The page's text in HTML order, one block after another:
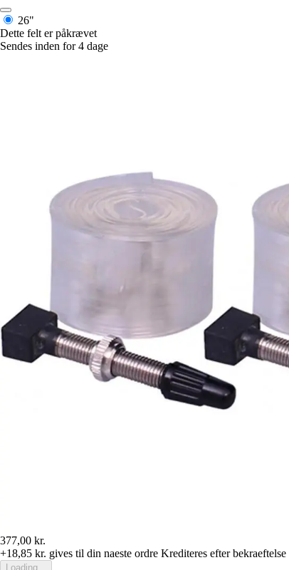
26"
Dette felt er påkrævet
Sendes inden for 4 dage
377,00 kr.
+18,85 kr. gives til din naeste ordre Krediteres efter
Loading...